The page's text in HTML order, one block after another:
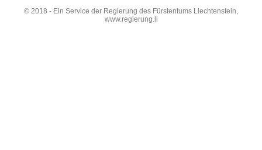
© 2018 - Ein Service der Regierung des Fürstentums Liechtenstein,
www.regierung.li